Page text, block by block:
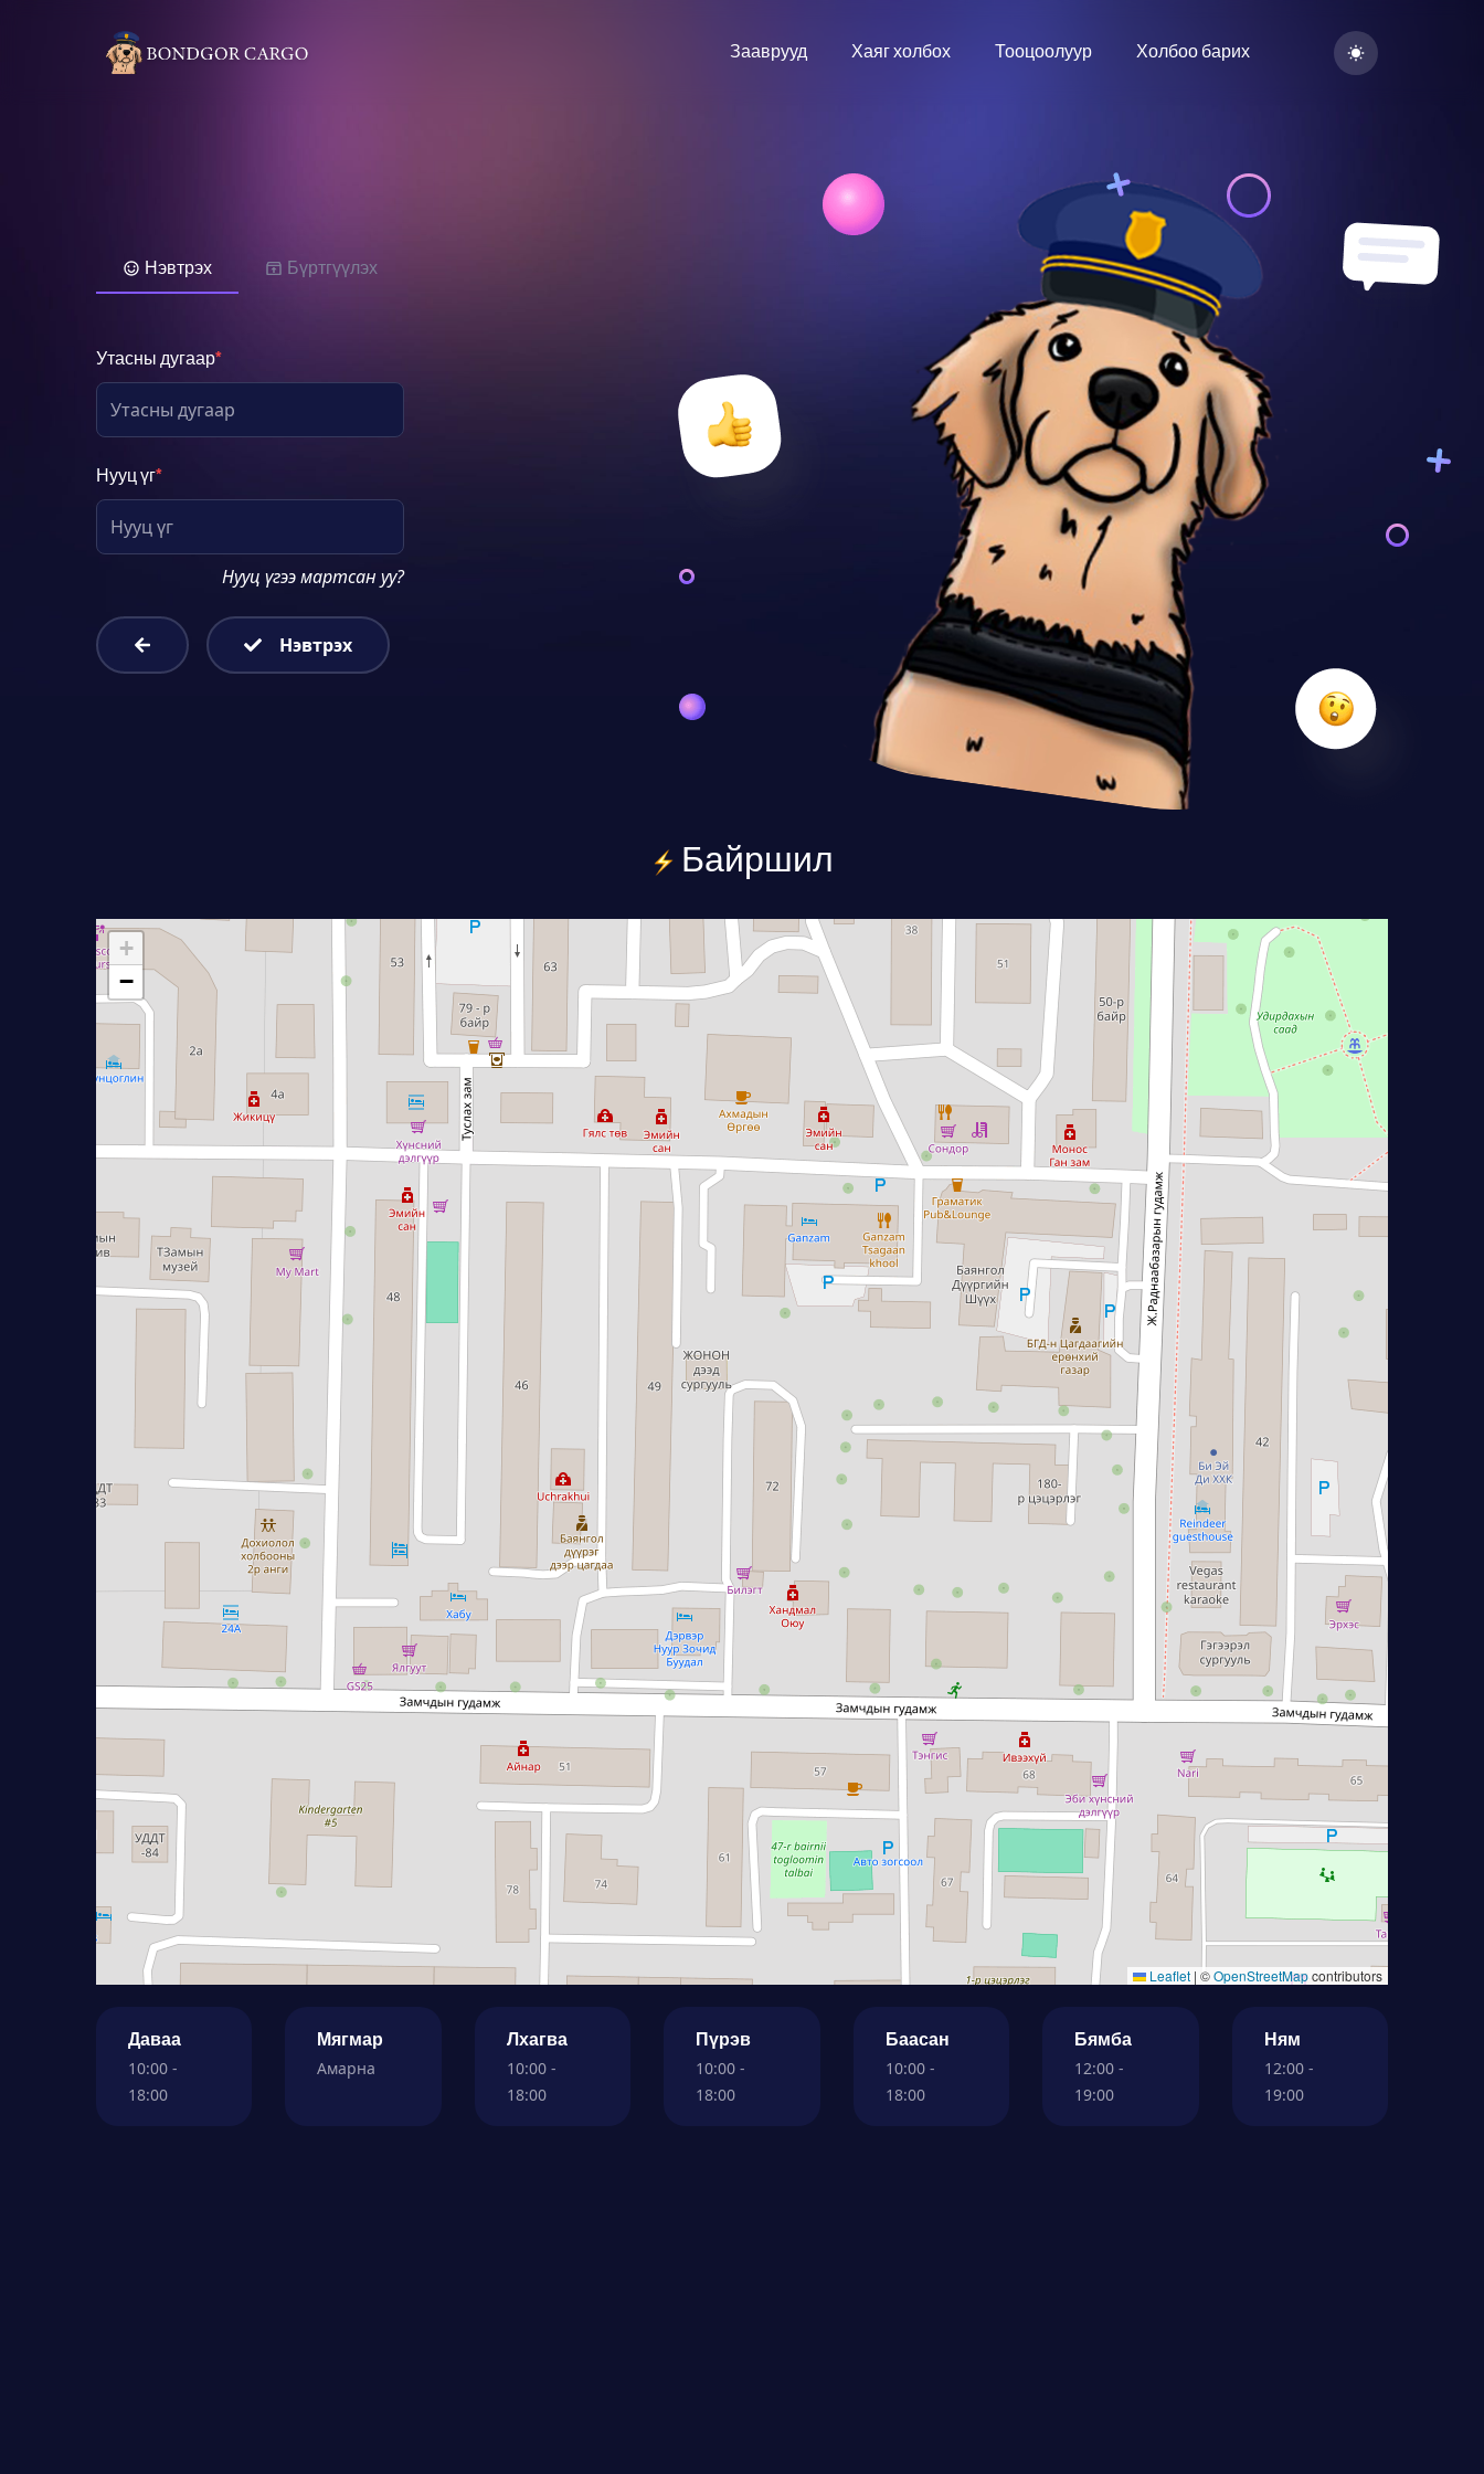
Зааврууд Хаяг холбох Тооцоолуур Холбоо барих
Нэвтрэх Бүртгүүлэх
Утасны дугаар*
Нууц үг*
Нууц үгээ мартсан уу?
Нэвтрэх
Байршил
+
−
Leaflet | ©OpenStreetMapcontributors
Даваа
10:00 -
18:00
Мягмар
Амарна
Лхагва
10:00 -
18:00
Пүрэв
10:00 -
18:00
Баасан
10:00 -
18:00
Бямба
12:00 -
19:00
Ням
12:00 -
19:00